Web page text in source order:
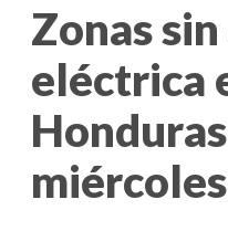
Zonas
eléctrica